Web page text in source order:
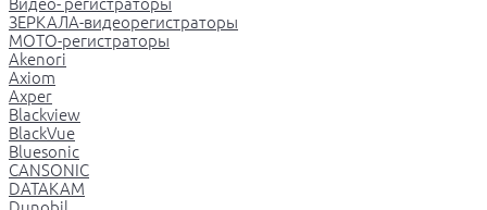
Видео- регистраторы
ЗЕРКАЛА-видеорегистраторы
МОТО-регистраторы
Akenori
Axiom
Axper
Blackview
BlackVue
Bluesonic
CANSONIC
DATAKAM